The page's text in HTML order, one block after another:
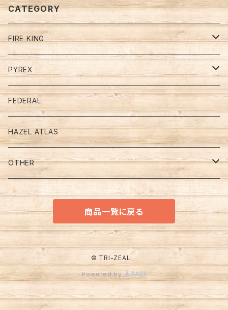
CATEGORY
FIRE KING
Restaurant Ware Mugs
Jade－Ite (ジェダイ）
Turquoise Blue （ターコイズブルー）
Ivory （アイボリー）
White （ホワイト）
Mugs
PRINT （プリント、モチーフ．．．）
ADVERTISING (アドバタイジング）
CHARACTER （キャラクター）
COLOR （カラー）
Bowl & Plate
ＪＡＤＥ - ＩＴＥ (ジェダイ）
ＯＴＨＥＲ
CUP & SAUCER
ＪＡＤＥ - ＩＴＥ (ジェダイ）
ＷＨＩＴＥ（ホワイト）
ＯＴＨＥＲ
OTHER
キッチン＆テーブルウエア
PYREX
デルファイトブルー
OTHER
FEDERAL
HAZEL ATLAS
OTHER
GLASBAKE (グラスベイク)
MACBETH-EVANS (マクベスエバンス)
OTHER
商品一覧に戻る
© TRI-ZEAL
Powered by